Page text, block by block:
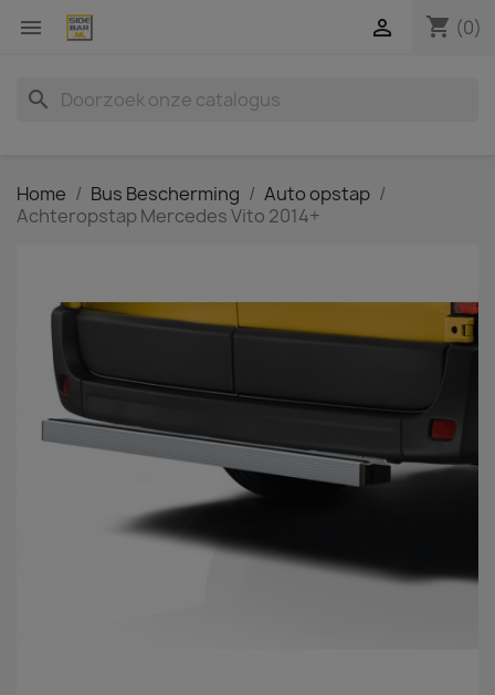
 shopping_cart (0)

search
Home Bus Bescherming
Auto opstap
Achteropstap Mercedes Vito 2014+